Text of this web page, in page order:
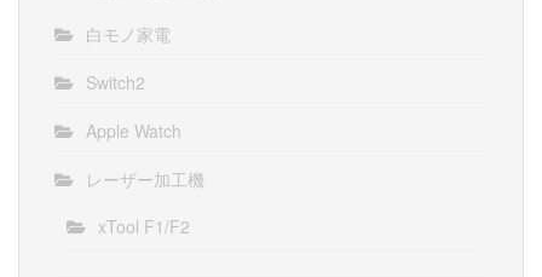
白モノ家電
Switch2
Apple Watch
レーザー加工機
xTool F1/F2